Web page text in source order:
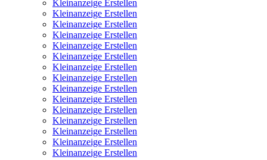
Kleinanzeige Erstellen
Kleinanzeige Erstellen
Kleinanzeige Erstellen
Kleinanzeige Erstellen
Kleinanzeige Erstellen
Kleinanzeige Erstellen
Kleinanzeige Erstellen
Kleinanzeige Erstellen
Kleinanzeige Erstellen
Kleinanzeige Erstellen
Kleinanzeige Erstellen
Kleinanzeige Erstellen
Kleinanzeige Erstellen
Kleinanzeige Erstellen
Kleinanzeige Erstellen